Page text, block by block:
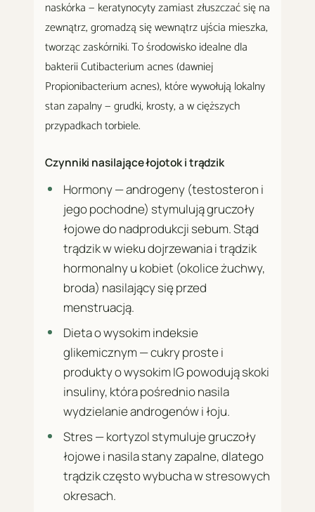
naskórka — keratynocyty zamiast złuszczać się na
zewnątrz, gromadzą się wewnątrz ujścia mieszka,
tworząc zaskórniki. To środowisko idealne dla
bakterii Cutibacterium acnes (dawniej
Propionibacterium acnes), które wywołują lokalny
stan zapalny — grudki, krosty, a w cięższych
przypadkach torbiele.
Czynniki nasilające łojotok i trądzik
Hormony — androgeny (testosteron i
jego pochodne) stymulują gruczoły
łojowe do nadprodukcji sebum. Stąd
trądzik w wieku dojrzewania i trądzik
hormonalny u kobiet (okolice żuchwy,
broda) nasilający się przed
menstruacją.
Dieta o wysokim indeksie
glikemicznym — cukry proste i
produkty o wysokim IG powodują skoki
insuliny, która pośrednio nasila
wydzielanie androgenów i łoju.
Stres — kortyzol stymuluje gruczoły
łojowe i nasila stany zapalne, dlatego
trądzik często wybucha w stresowych
okresach.